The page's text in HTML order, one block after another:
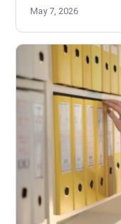
May 7, 2026